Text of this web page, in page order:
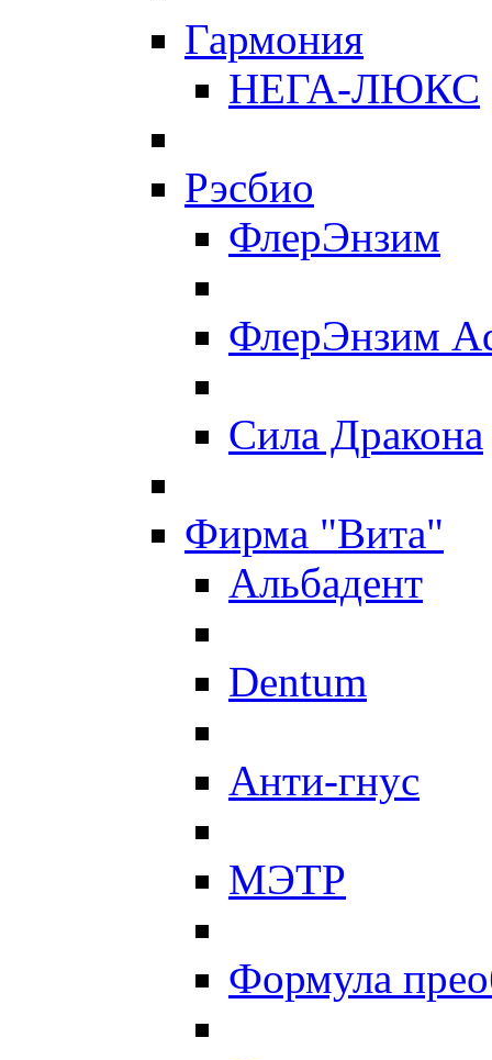
Гармония
НЕГА-ЛЮКС
Рэсбио
ФлерЭнзим
ФлерЭнзим
Сила Дракона
Фирма "Вита"
Альбадент
Dentum
Анти-гнус
МЭТР
Формула